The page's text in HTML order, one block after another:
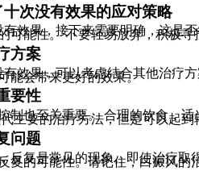
次没有效果的应对策略
有效果，接下来需要明确，这是
可能性。 不要轻易放弃，积极
方案
有效果，可以考虑结合其他治疗
能会带来更好的效果。
要性
制也至关重要。 合理的饮食，
主要的治疗方法，但是可以起
问题
反复是常见的现象。即使治疗
复的可能性。请记住，白癜风的